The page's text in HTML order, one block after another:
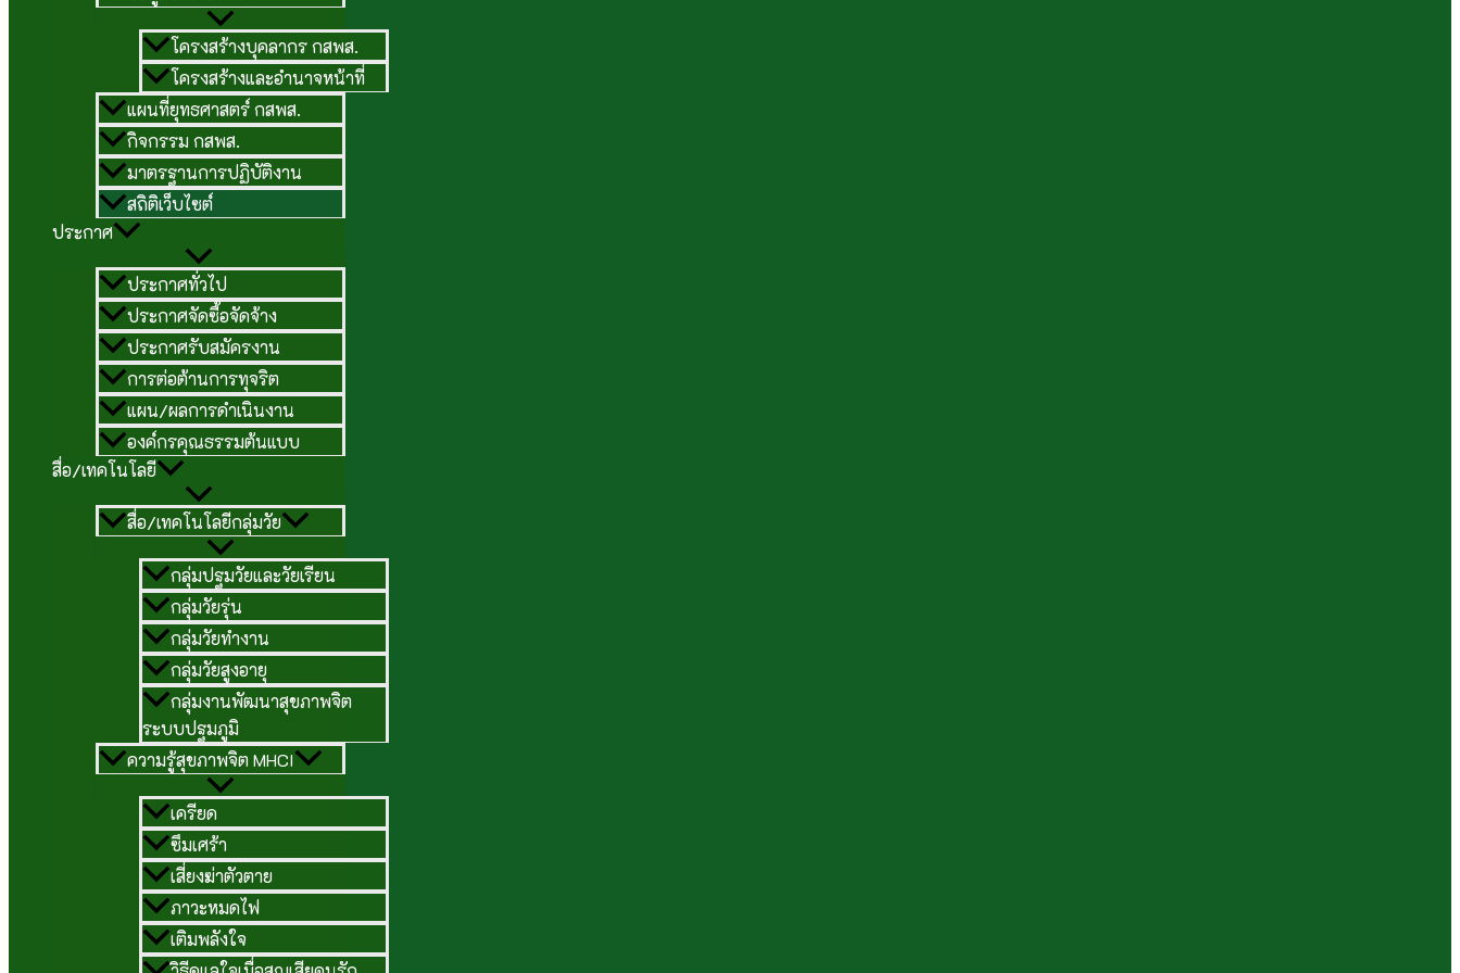
โครงสร้างบุคลากร กสพส.
โครงสร้างและอำนาจหน้าที่
แผนที่ยุทธศาสตร์ กสพส.
กิจกรรม กสพส.
มาตรฐานการปฏิบัติงาน
สถิติเว็บไซต์
ประกาศ
ประกาศทั่วไป
ประกาศจัดซื้อจัดจ้าง
ประกาศรับสมัครงาน
การต่อต้านการทุจริต
แผน/ผลการดำเนินงาน
องค์กรคุณธรรมต้นแบบ
สื่อ/เทคโนโลยี
สื่อ/เทคโนโลยีกลุ่มวัย
กลุ่มปฐมวัยและวัยเรียน
กลุ่มวัยรุ่น
กลุ่มวัยทำงาน
กลุ่มวัยสูงอายุ
กลุ่มงานพัฒนาสุขภาพจิต
ระบบปฐมภูมิ
ความรู้สุขภาพจิต MHCI
เครียด
ซึมเศร้า
เสี่ยงฆ่าตัวตาย
ภาวะหมดไฟ
เติมพลังใจ